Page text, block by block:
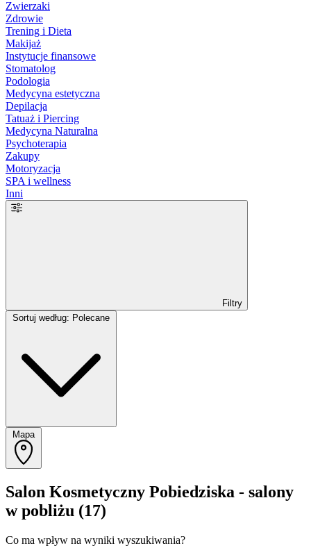
Zwierzaki
Zdrowie
Trening i Dieta
Makijaż
Instytucje finansowe
Stomatolog
Podologia
Medycyna estetyczna
Depilacja
Tatuaż i Piercing
Medycyna Naturalna
Psychoterapia
Zakupy
Motoryzacja
SPA i wellness
Inni
Filtry
Mapa
Salon Kosmetyczny Pobiedziska - salony
w pobliżu (17)
Co ma wpływ na wyniki wyszukiwania?